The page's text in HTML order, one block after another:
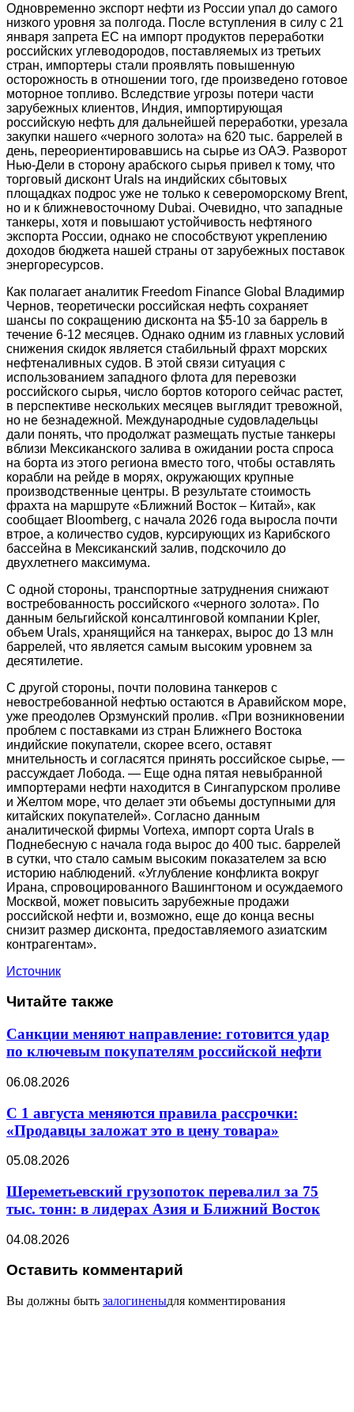
Одновременно экспорт нефти из России упал до самого
низкого уровня за полгода. После вступления в силу с 21
января запрета ЕС на импорт продуктов переработки
российских углеводородов, поставляемых из третьих
стран, импортеры стали проявлять повышенную
осторожность в отношении того, где произведено готовое
моторное топливо. Вследствие угрозы потери части
зарубежных клиентов, Индия, импортирующая
российскую нефть для дальнейшей переработки, урезала
закупки нашего «черного золота» на 620 тыс. баррелей в
день, переориентировавшись на сырье из ОАЭ. Разворот
Нью-Дели в сторону арабского сырья привел к тому, что
торговый дисконт Urals на индийских сбытовых
площадках подрос уже не только к североморскому Brent,
но и к ближневосточному Dubai. Очевидно, что западные
танкеры, хотя и повышают устойчивость нефтяного
экспорта России, однако не способствуют укреплению
доходов бюджета нашей страны от зарубежных поставок
энергоресурсов.
Как полагает аналитик Freedom Finance Global Владимир
Чернов, теоретически российская нефть сохраняет
шансы по сокращению дисконта на $5-10 за баррель в
течение 6-12 месяцев. Однако одним из главных условий
снижения скидок является стабильный фрахт морских
нефтеналивных судов. В этой связи ситуация с
использованием западного флота для перевозки
российского сырья, число бортов которого сейчас растет,
в перспективе нескольких месяцев выглядит тревожной,
но не безнадежной. Международные судовладельцы
дали понять, что продолжат размещать пустые танкеры
вблизи Мексиканского залива в ожидании роста спроса
на борта из этого региона вместо того, чтобы оставлять
корабли на рейде в морях, окружающих крупные
производственные центры. В результате стоимость
фрахта на маршруте «Ближний Восток – Китай», как
сообщает Bloomberg, с начала 2026 года выросла почти
втрое, а количество судов, курсирующих из Карибского
бассейна в Мексиканский залив, подскочило до
двухлетнего максимума.
С одной стороны, транспортные затруднения снижают
востребованность российского «черного золота». По
данным бельгийской консалтинговой компании Kpler,
объем Urals, хранящийся на танкерах, вырос до 13 млн
баррелей, что является самым высоким уровнем за
десятилетие.
С другой стороны, почти половина танкеров с
невостребованной нефтью остаются в Аравийском море,
уже преодолев Орзмунский пролив. «При возникновении
проблем с поставками из стран Ближнего Востока
индийские покупатели, скорее всего, оставят
мнительность и согласятся принять российское сырье, —
рассуждает Лобода. — Еще одна пятая невыбранной
импортерами нефти находится в Сингапурском проливе
и Желтом море, что делает эти объемы доступными для
китайских покупателей». Согласно данным
аналитической фирмы Vortexa, импорт сорта Urals в
Поднебесную с начала года вырос до 400 тыс. баррелей
в сутки, что стало самым высоким показателем за всю
историю наблюдений. «Углубление конфликта вокруг
Ирана, спровоцированного Вашингтоном и осуждаемого
Москвой, может повысить зарубежные продажи
российской нефти и, возможно, еще до конца весны
снизит размер дисконта, предоставляемого азиатским
контрагентам».
Источник
Читайте также
Санкции меняют направление: готовится удар
по ключевым покупателям российской нефти
06.08.2026
С 1 августа меняются правила рассрочки:
«Продавцы заложат это в цену товара»
05.08.2026
Шереметьевский грузопоток перевалил за 75
тыс. тонн: в лидерах Азия и Ближний Восток
04.08.2026
Оставить комментарий
Вы должны быть залогиненыдля комментирования